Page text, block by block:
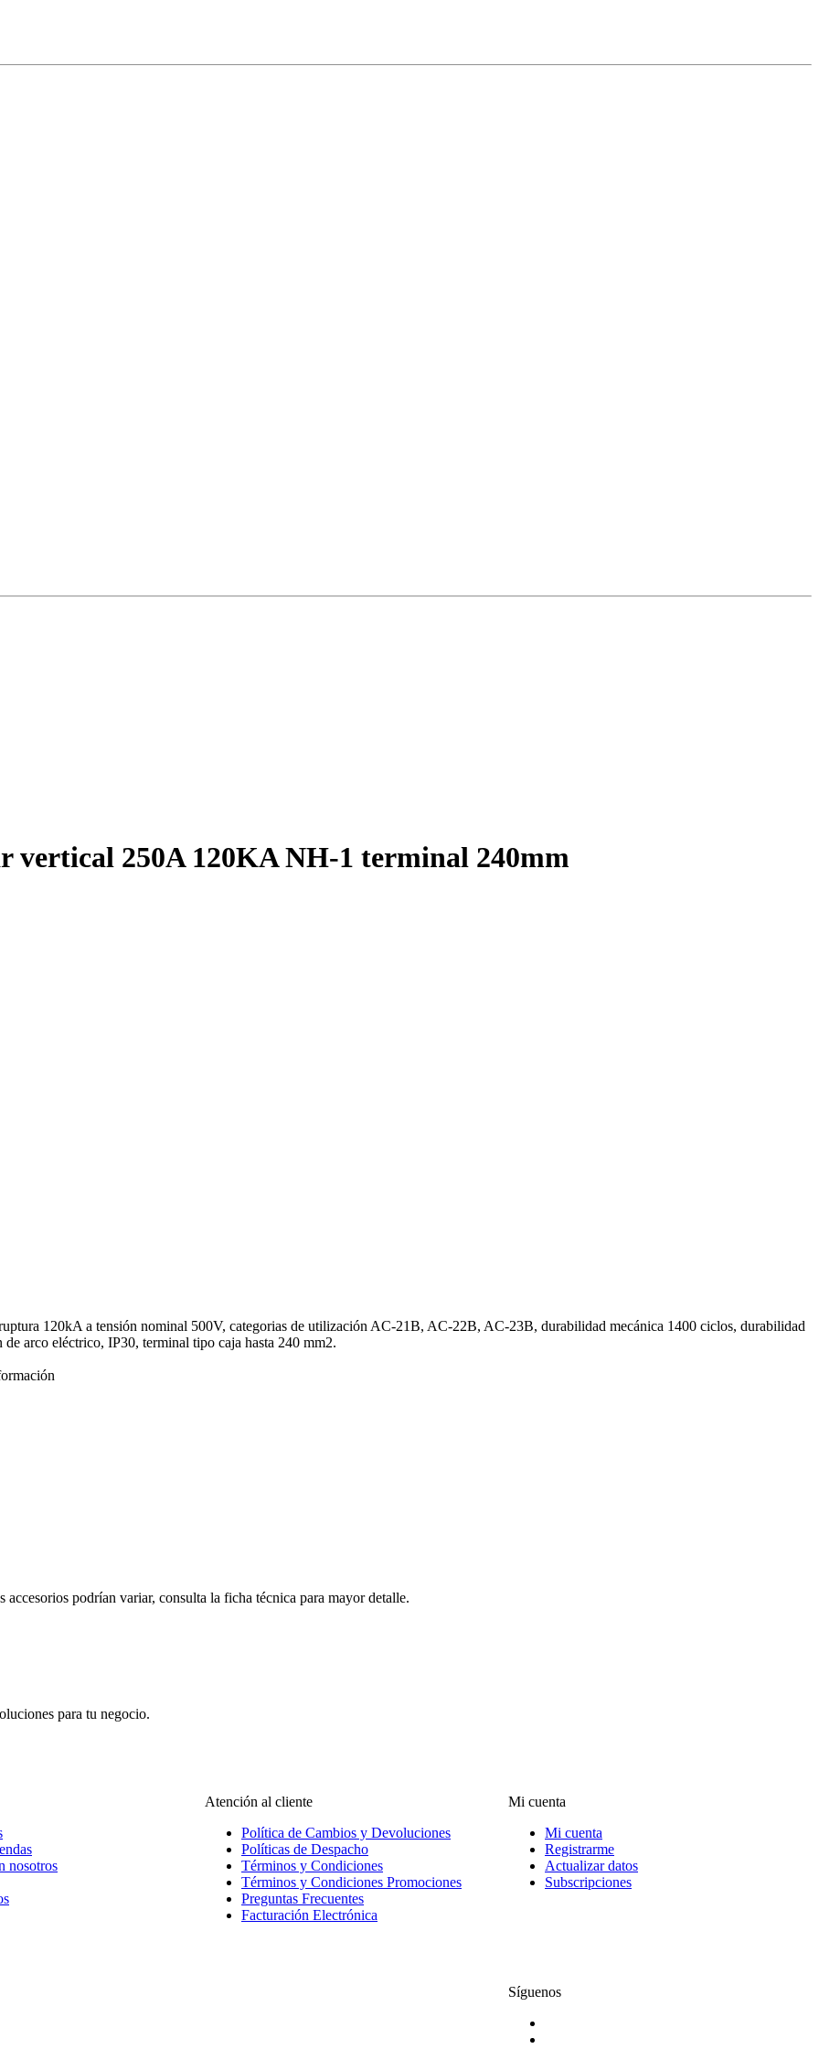
vertical 250A 120KA NH-1 terminal 240mm
120kA a tensión nominal 500V, categorias de utilización AC-21B, AC-22B, AC-23B, durabilidad mecánica 1400 ciclos, durabilidad
arco eléctrico, IP30, terminal tipo caja hasta 240 mm2.
podrían variar, consulta la ficha técnica para mayor detalle.
para tu negocio.
nosotros
Atención al cliente
Política de Cambios y Devoluciones
Políticas de Despacho
Términos y Condiciones
Términos y Condiciones Promociones
Preguntas Frecuentes
Facturación Electrónica
Mi cuenta
Mi cuenta
Registrarme
Actualizar datos
Subscripciones
Síguenos